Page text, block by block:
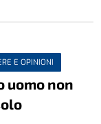
E OPINIONI
uomo non